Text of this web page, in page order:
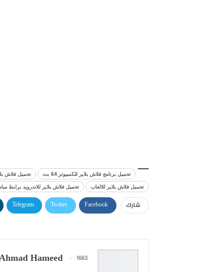
تحميل برنامج فلاش بلاير للكمبيوتر 64 بت تحميل فلاش
تحميل فلاش بلاير للالعاب
تحميل فلاش بلاير للاندرويد برابط
شارك Facebook
Twitter
Telegram
Hameed
1663 المشاركات